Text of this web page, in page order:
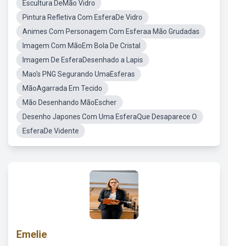
Escultura DeMão Vidro
Pintura Refletiva Com EsferaDe Vidro
Animes Com Personagem Com Esferaa Mão Grudadas
Imagem Com MãoEm Bola De Cristal
Imagem De EsferaDesenhado a Lapis
Mao's PNG Segurando UmaEsferas
MãoAgarrada Em Tecido
Mão Desenhando MãoEscher
Desenho Japones Com Uma EsferaQue Desaparece O
EsferaDe Vidente
Emelie